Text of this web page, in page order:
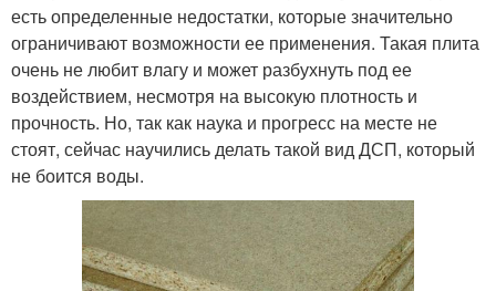
есть определенные недостатки, которые значительно
ограничивают возможности ее применения. Такая плита
очень не любит влагу и может разбухнуть под ее
воздействием, несмотря на высокую плотность и
прочность. Но, так как наука и прогресс на месте не
стоят, сейчас научились делать такой вид ДСП, который
не боится воды.